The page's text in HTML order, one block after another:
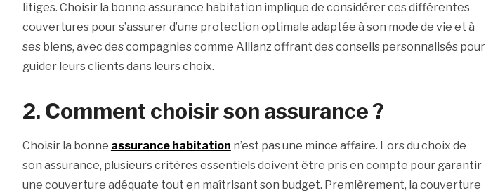
litiges. Choisir la bonne assurance habitation implique de considérer ces différentes
couvertures pour s’assurer d’une protection optimale adaptée à son mode de vie et à
ses biens, avec des compagnies comme Allianz offrant des conseils personnalisés pour
guider leurs clients dans leurs choix.
2. Comment choisir son assurance ?
Choisir la bonne assurance habitation n’est pas une mince affaire. Lors du choix de
son assurance, plusieurs critères essentiels doivent être pris en compte pour garantir
une couverture adéquate tout en maîtrisant son budget. Premièrement, la couverture